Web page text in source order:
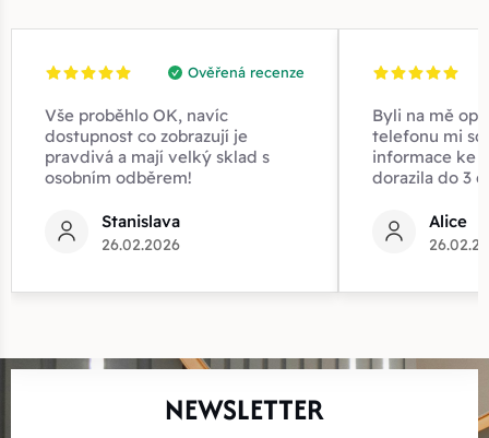
Ověřená recenze
Vše proběhlo OK, navíc
dostupnost co zobrazují je
pravdivá a mají velký sklad s
osobním odběrem!
Stanislava
26.02.2026
Byli na mě
telefonu mi
informace ke
dorazila do 3
Alice
NEWSLETTER